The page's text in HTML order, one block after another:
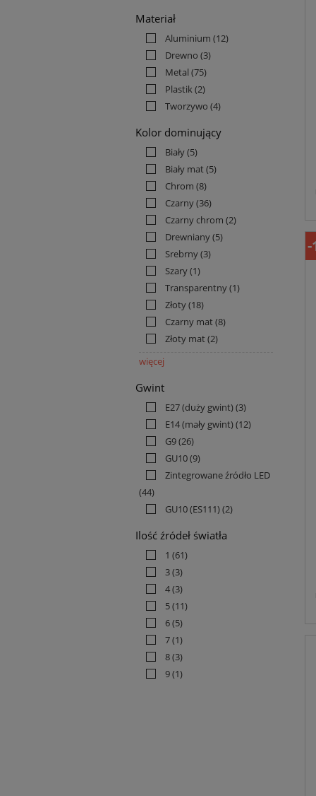
Materiał
Aluminium (12)
Drewno (3)
Metal (75)
Plastik(2)
Tworzywo (4)
Kolor dominujący
Biały(5)
Biały mat(5)
Chrom (8)
Czarny(36)
Czarny chrom (2)
Drewniany(5)
Srebrny(3)
Szary(1)
Transparentny(1)
Złoty(18)
Czarny mat(8)
Złoty mat(2)
więcej
Gwint
E27 (duży gwint)(3)
E14 (mały gwint)(12)
G9(26)
GU10(9)
Zintegrowane źródło LED
(44)
GU10 (ES111)(2)
Ilość źródeł światła
1 (61)
3(3)
4(3)
5(11)
6(5)
7(1)
8(3)
9(1)
-